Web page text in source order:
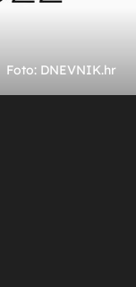
Foto: DNEVNIK.hr